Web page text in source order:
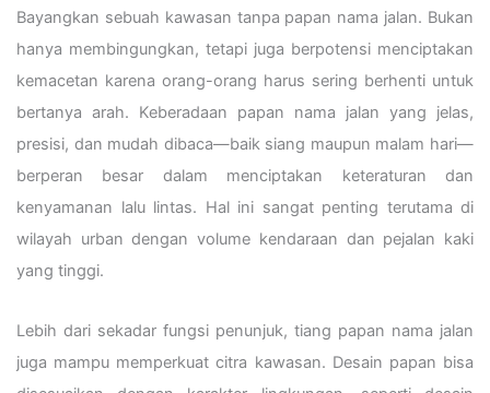
Bayangkan sebuah kawasan tanpa papan nama jalan. Bukan
hanya membingungkan, tetapi juga berpotensi menciptakan
kemacetan karena orang-orang harus sering berhenti untuk
bertanya arah. Keberadaan papan nama jalan yang jelas,
presisi, dan mudah dibaca—baik siang maupun malam hari—
berperan besar dalam menciptakan keteraturan dan
kenyamanan lalu lintas. Hal ini sangat penting terutama di
wilayah urban dengan volume kendaraan dan pejalan kaki
yang tinggi.
Lebih dari sekadar fungsi penunjuk, tiang papan nama jalan
juga mampu memperkuat citra kawasan. Desain papan bisa